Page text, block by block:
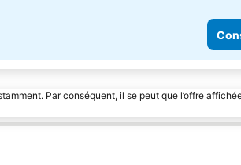
Par conséquent, il se peut que l’offre